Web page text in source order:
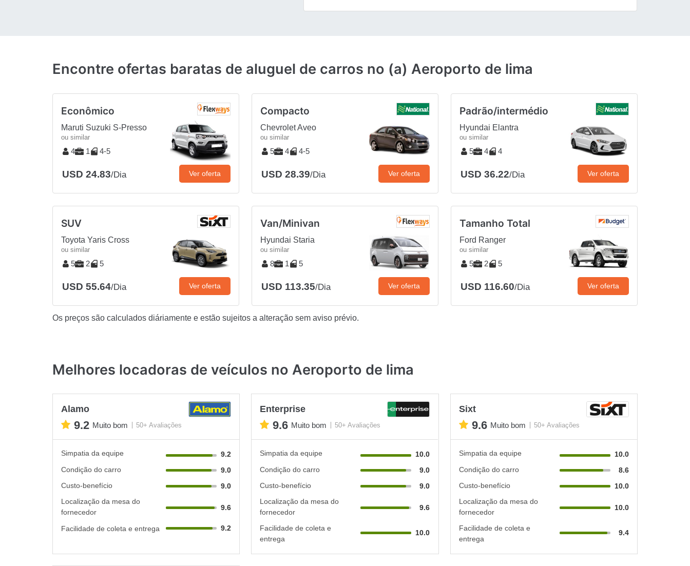
Encontre ofertas baratas de aluguel de carros no (a) Aeroporto de lima
Econômico
Maruti Suzuki S-Presso
ou similar
4 1 4-5
USD 24.83/Dia Ver oferta
Compacto
Chevrolet Aveo
ou similar
5 4 4-5
USD 28.39/Dia Ver oferta
Padrão/intermédio
Hyundai Elantra
ou similar
5 4 4
USD 36.22/Dia Ver oferta
SUV
Toyota Yaris Cross
ou similar
5 2 5
USD 55.64/Dia Ver oferta
Van/Minivan
Hyundai Staria
ou similar
8 1 5
USD 113.35/Dia Ver oferta
Tamanho Total
Ford Ranger
ou similar
5 2 5
USD 116.60/Dia Ver oferta
Os preços são calculados diáriamente e estão sujeitos a alteração sem aviso prévio.
Melhores locadoras de veículos no Aeroporto de lima
Alamo
9.2 Muito bom 50+ Avaliações
Simpatia da equipe
9.2
Condição do carro
9.0
Custo-benefício
9.0
Localização da mesa do
fornecedor
9.6
Facilidade de coleta e entrega 9.2
Enterprise
9.6 Muito bom 50+ Avaliações
Simpatia da equipe
10.0
Condição do carro
9.0
Custo-benefício
9.0
Localização da mesa do
fornecedor
9.6
Facilidade de coleta e
entrega
10.0
Sixt
9.6 Muito bom 50+ Avaliações
Simpatia da equipe
10.0
Condição do carro
8.6
Custo-benefício
10.0
Localização da mesa do
fornecedor
10.0
Facilidade de coleta e
entrega
9.4